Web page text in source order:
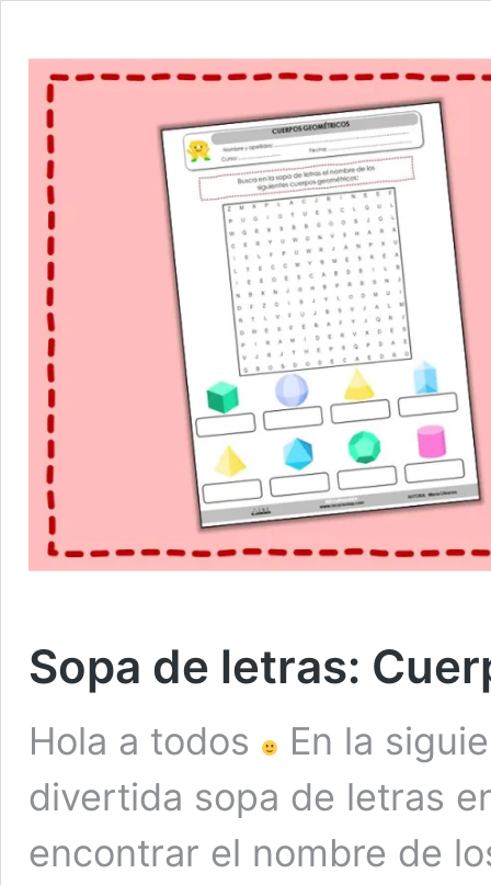
Sopa de letras:
Hola a todos
En la
divertida sopa de letras
encontrar el nombre de